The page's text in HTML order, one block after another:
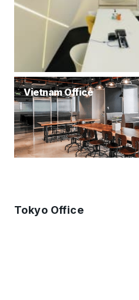
Vietnam Office
Tokyo Office